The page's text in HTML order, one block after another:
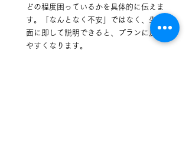
どの程度困っているかを具体的に伝えま
す。「なんとなく不安」ではなく、生活場
面に即して説明できると、プランに反映し
やすくなります。